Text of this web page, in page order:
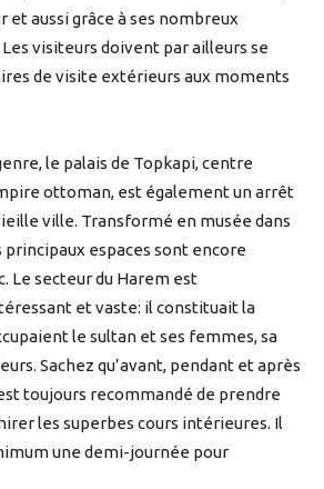
aussi grâce à ses nombreux
visiteurs doivent par ailleurs se
de visite extérieurs aux moments
le palais de Topkapi, centre
ottoman, est également un arrêt
ville. Transformé en musée dans
principaux espaces sont encore
Le secteur du Harem est
et vaste: il constituait la
le sultan et ses femmes, sa
Sachez qu’avant, pendant et après
toujours recommandé de prendre
les superbes cours intérieures. Il
une demi-journée pour